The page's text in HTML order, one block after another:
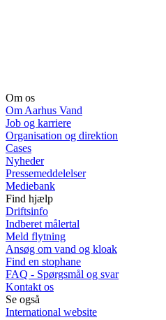
Om os
Om Aarhus Vand
Job og karriere
Organisation og direktion
Cases
Nyheder
Pressemeddelelser
Mediebank
Find hjælp
Driftsinfo
Indberet målertal
Meld flytning
Ansøg om vand og kloak
Find en stophane
FAQ - Spørgsmål og svar
Kontakt os
Se også
International website